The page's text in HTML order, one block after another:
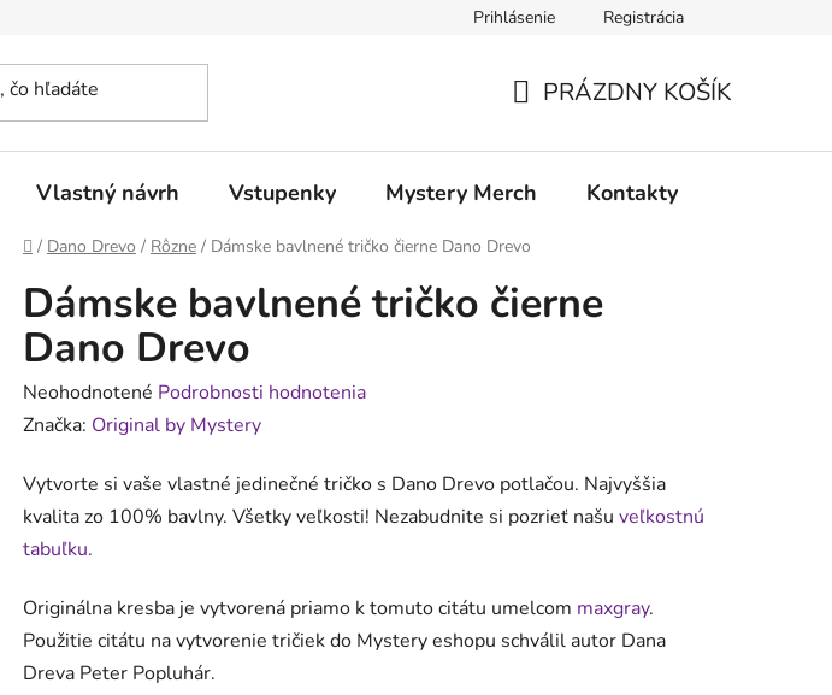
Doprava a platbaPrihlásenie Registrácia
KOŠÍK
PRÁZDNY KOŠÍK
Vlastný návrh Vstupenky Mystery Merch Kontakty
Domov
/ Dano Drevo / Rôzne / Dámske bavlnené tričko čierne Dano Drevo
Dámske bavlnené tričko čierne
Dano Drevo
Priemerné
hodnotenie
je
0,0
z
hviezdičiek.
Neohodnotené Podrobnosti hodnotenia
Značka: Original by Mystery
Vytvorte si vaše vlastné jedinečné tričko s Dano Drevo potlačou. Najvyššia
kvalita zo 100% bavlny. Všetky veľkosti! Nezabudnite si pozrieť našu veľkostnú
tabuľku.
Originálna kresba je vytvorená priamo k tomuto citátu umelcom maxgray.
Použitie citátu na vytvorenie tričiek do Mystery eshopu schválil autor Dana
Dreva Peter Popluhár.